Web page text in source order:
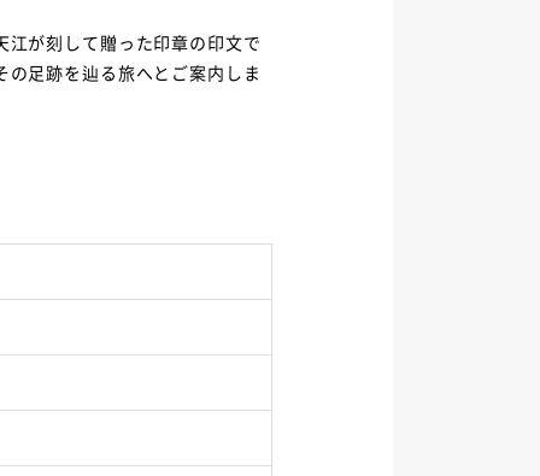
が刻して贈った印章の印文で
足跡を辿る旅へとご案内しま